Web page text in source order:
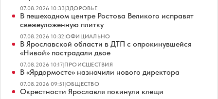
07.08.2026 10:33|ЗДОРОВЬЕ
В пешеходном центре Ростова Великого исправят
свежеуложенную плитку
07.08.2026 10:32|ОФИЦИАЛЬНО
В Ярославской области в ДТП с опрокинувшейся
«Нивой» пострадали двое
07.08.2026 10:17|ПРОИСШЕСТВИЯ
В «Ярдормосте» назначили нового директора
07.08.2026 09:51|ОБЩЕСТВО
Окрестности Ярославля покинули клещи